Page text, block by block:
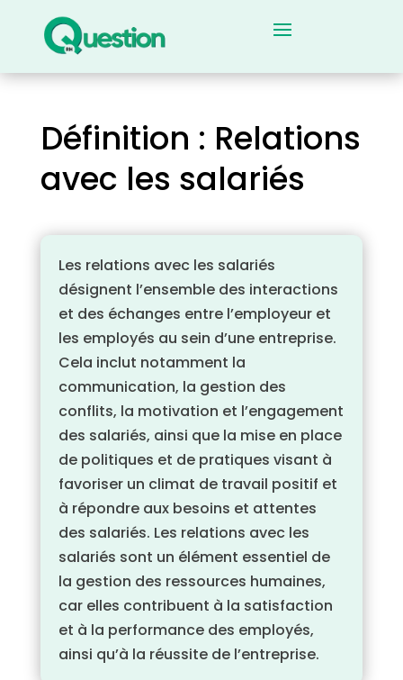
Définition : Relations
avec les salariés
Les relations avec les salariés
désignent l’ensemble des interactions
et des échanges entre l’employeur et
les employés au sein d’une entreprise.
Cela inclut notamment la
communication, la gestion des
conflits, la motivation et l’engagement
des salariés, ainsi que la mise en place
de politiques et de pratiques visant à
favoriser un climat de travail positif et
à répondre aux besoins et attentes
des salariés. Les relations avec les
salariés sont un élément essentiel de
la gestion des ressources humaines,
car elles contribuent à la satisfaction
et à la performance des employés,
ainsi qu’à la réussite de l’entreprise.